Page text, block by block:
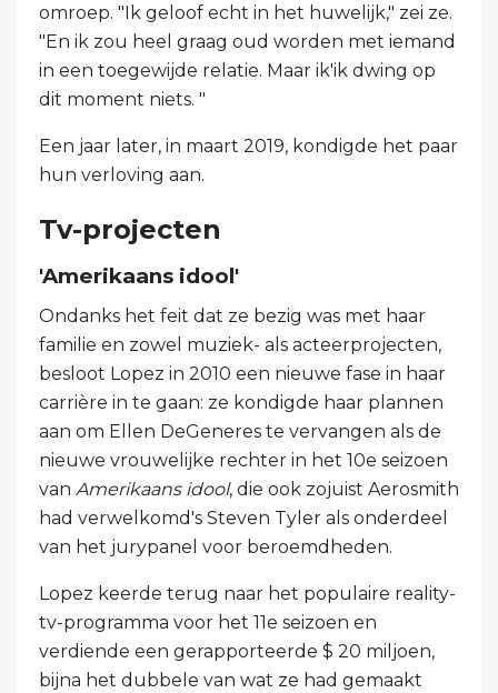
omroep. "Ik geloof echt in het huwelijk," zei ze.
"En ik zou heel graag oud worden met iemand
in een toegewijde relatie. Maar ik'ik dwing op
dit moment niets. "
Een jaar later, in maart 2019, kondigde het paar
hun verloving aan.
Tv-projecten
'Amerikaans idool'
Ondanks het feit dat ze bezig was met haar
familie en zowel muziek- als acteerprojecten,
besloot Lopez in 2010 een nieuwe fase in haar
carrière in te gaan: ze kondigde haar plannen
aan om Ellen DeGeneres te vervangen als de
nieuwe vrouwelijke rechter in het 10e seizoen
van Amerikaans idool, die ook zojuist Aerosmith
had verwelkomd's Steven Tyler als onderdeel
van het jurypanel voor beroemdheden.
Lopez keerde terug naar het populaire reality-
tv-programma voor het 11e seizoen en
verdiende een gerapporteerde $ 20 miljoen,
bijna het dubbele van wat ze had gemaakt